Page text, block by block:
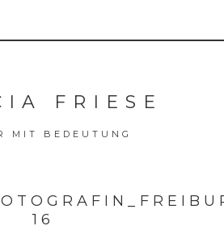
FRIESE
MIT BEDEUTUNG
16